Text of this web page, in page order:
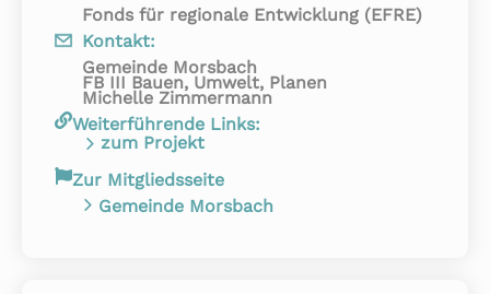
Fonds für regionale Entwicklung (EFRE)
Kontakt:
Gemeinde Morsbach
FB III Bauen, Umwelt, Planen
Michelle Zimmermann
Weiterführende Links:
zum Projekt
Zur Mitgliedsseite
Gemeinde Morsbach